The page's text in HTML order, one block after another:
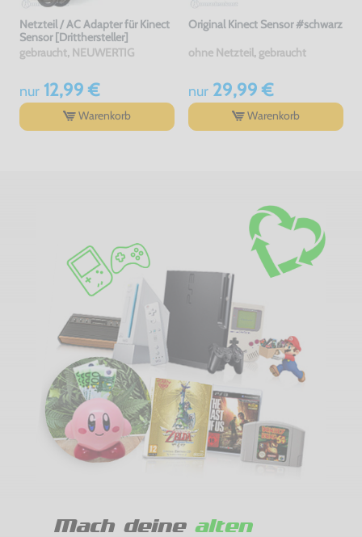
Netzteil / AC Adapter für Kinect
Sensor [Dritthersteller]
gebraucht, NEUWERTIG
nur12,99 €
Warenkorb
Original Kinect Sensor #schwarz
ohne Netzteil, gebraucht
nur29,99 €
Warenkorb
Mach deine alten